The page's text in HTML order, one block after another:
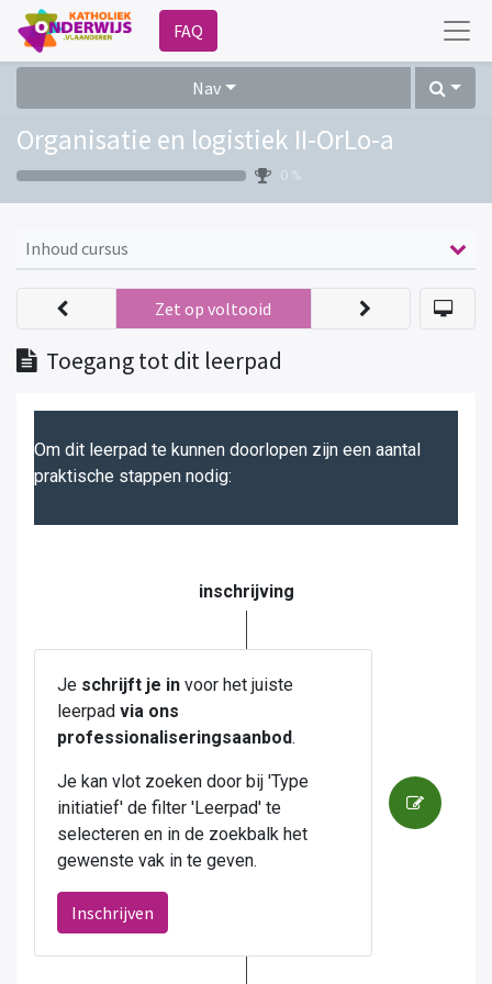
FAQ
Nav
Organisatie en logistiek II-OrLo-a
0 %
Inhoud cursus
Toegang tot dit leerpad
Zet op voltooid
Om dit leerpad te kunnen doorlopen zijn een aantal
praktische stappen nodig:
inschrijving
Je schrijft je in voor het juiste
leerpad via ons
professionaliseringsaanbod.
Je kan vlot zoeken door bij 'Type
initiatief' de filter 'Leerpad' te
selecteren en in de zoekbalk het
gewenste vak in te geven.
Inschrijven